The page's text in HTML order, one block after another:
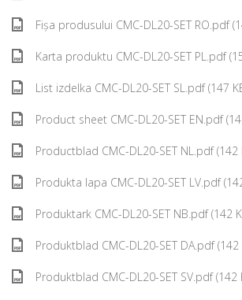
Fișa produsului CMC-DL20-SET RO.pdf
Karta produktu CMC-DL20-SET PL.pdf
List izdelka CMC-DL20-SET SL.pdf (147
Product sheet CMC-DL20-SET EN.pdf
Productblad CMC-DL20-SET NL.pdf (142
Produkta lapa CMC-DL20-SET LV.pdf
Produktark CMC-DL20-SET NB.pdf (142
Produktblad CMC-DL20-SET DA.pdf (142
Produktblad CMC-DL20-SET SV.pdf (142